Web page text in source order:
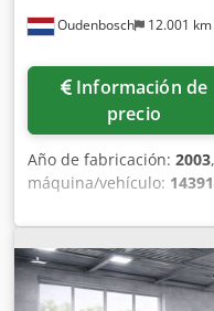
Oudenbosch 12.001 km
Información de
precio
Año de fabricación: 2003
máquina/vehículo:
inoxidable en carcasa
inoxidable), producido
del tornillo: ø500 mm
mm Dsdpfx
alimentos.